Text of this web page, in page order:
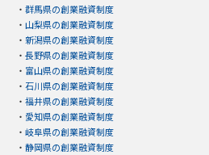
・ 群馬県の創業融資制度
・ 山梨県の創業融資制度
・ 新潟県の創業融資制度
・ 長野県の創業融資制度
・ 富山県の創業融資制度
・ 石川県の創業融資制度
・ 福井県の創業融資制度
・ 愛知県の創業融資制度
・ 岐阜県の創業融資制度
・ 静岡県の創業融資制度